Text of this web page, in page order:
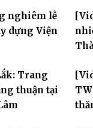
nghiêm lễ
dựng Viện
Trang
thuận tại